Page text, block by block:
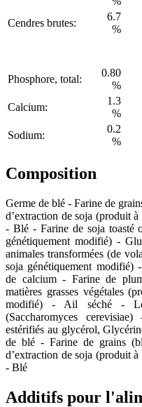
Cendres brutes:
6.7
%
Phosphore, total:
0.80
%
Calcium:
1.3
%
Sodium:
0.2
%
Composition
Germe de blé - Farine de
d’extraction de soja (produit
- Blé - Farine de soja toasté
génétiquement modifié) -
animales transformées (de
soja génétiquement modifié)
de calcium - Farine de
matières grasses végétales
modifié) - Ail séché -
(Saccharomyces
estérifiés au glycérol,
de blé - Farine de grains
d’extraction de soja (produit
- Blé
Additifs pour